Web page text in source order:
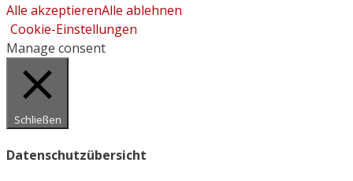
Alle akzeptierenAlle ablehnen
Cookie-Einstellungen
Manage consent
Schließen
Datenschutzübersicht